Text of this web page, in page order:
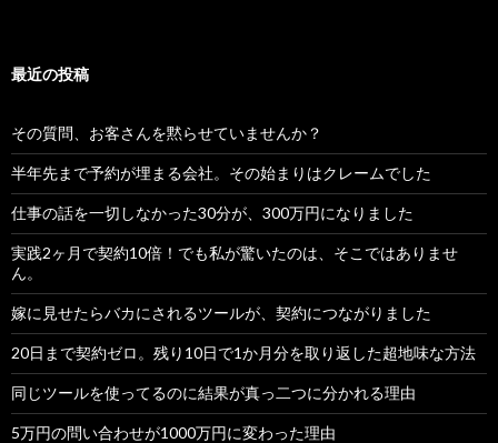
最近の投稿
その質問、お客さんを黙らせていませんか？
半年先まで予約が埋まる会社。その始まりはクレームでした
仕事の話を一切しなかった30分が、300万円になりました
実践2ヶ月で契約10倍！でも私が驚いたのは、そこではありませ
ん。
嫁に見せたらバカにされるツールが、契約につながりました
20日まで契約ゼロ。残り10日で1か月分を取り返した超地味な方法
同じツールを使ってるのに結果が真っ二つに分かれる理由
5万円の問い合わせが1000万円に変わった理由